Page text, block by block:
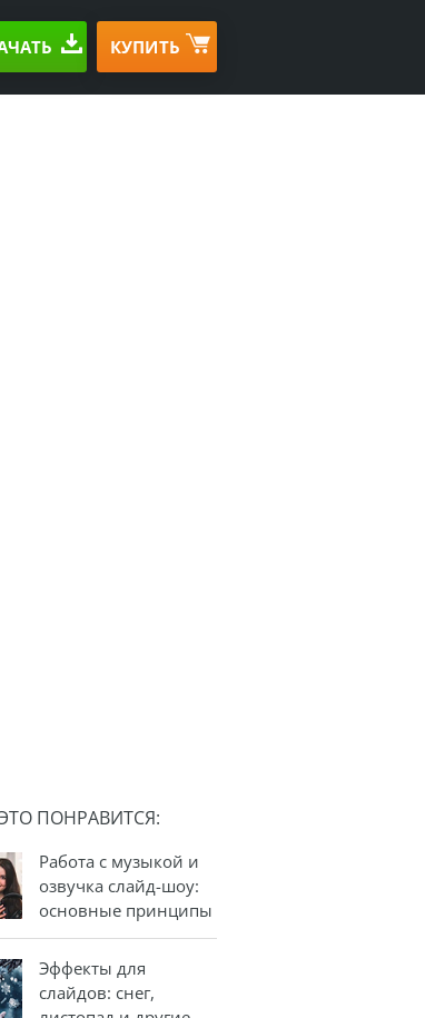
КУПИТЬ
ПОНРАВИТСЯ:
Работа с музыкой и
озвучка слайд-шоу:
основные принципы
Эффекты для
слайдов: снег,